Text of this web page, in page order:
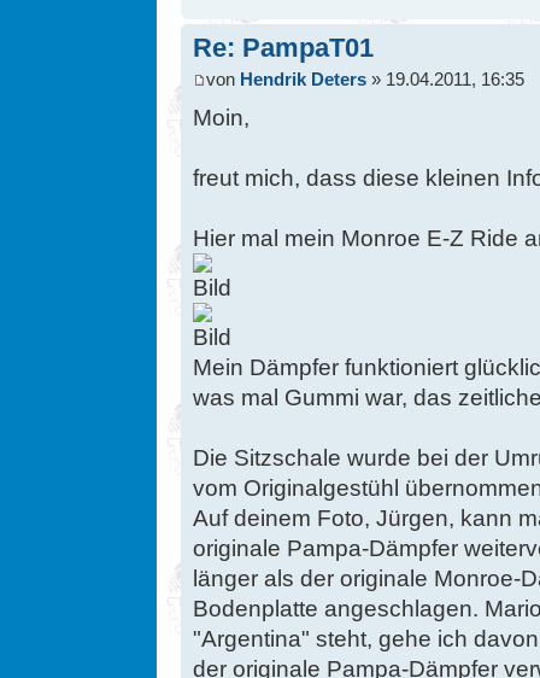
Re: PampaT01
von Hendrik Deters » 19.04.2011, 16:35
Moin,
freut mich, dass diese kleinen
Hier mal mein Monroe E-Z Ride
Mein Dämpfer funktioniert
was mal Gummi war, das
Die Sitzschale wurde bei der
vom Originalgestühl
Auf deinem Foto, Jürgen, kann
originale Pampa-Dämpfer
länger als der originale Monroe-
Bodenplatte angeschlagen.
"Argentina" steht, gehe ich
der originale Pampa-Dämpfer